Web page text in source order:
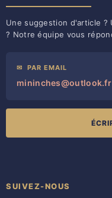
Une suggestion d'article ?
? Notre équipe vous
✉ PAR EMAIL
mininches@outlook.fr
SUIVEZ-NOUS